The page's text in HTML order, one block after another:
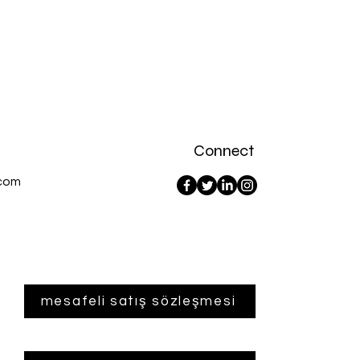
Connect
mesafeli satış sözleşmesi